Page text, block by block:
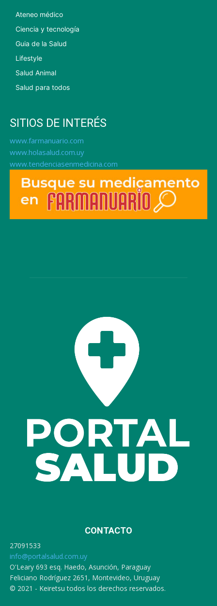
Ateneo médico
Ciencia y tecnología
Guia de la Salud
Lifestyle
Salud Animal
Salud para todos
SITIOS DE INTERÉS
www.farmanuario.com
www.holasalud.com.uy
www.tendenciasenmedicina.com
CONTACTO
27091533
info@portalsalud.com.uy
O'Leary 693 esq. Haedo, Asunción, Paraguay
Feliciano Rodríguez 2651, Montevideo, Uruguay
© 2021 - Keiretsu todos los derechos reservados.